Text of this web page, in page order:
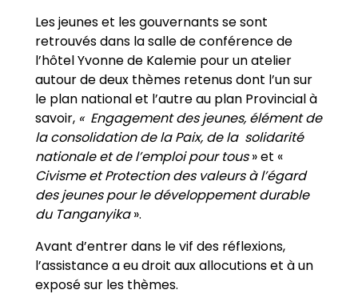
Les jeunes et les gouvernants se sont
retrouvés dans la salle de conférence de
l’hôtel Yvonne de Kalemie pour un atelier
autour de deux thèmes retenus dont l’un sur
le plan national et l’autre au plan Provincial à
savoir, « Engagement des jeunes, élément de
la consolidation de la Paix, de la solidarité
nationale et de l’emploi pour tous» et «
Civisme et Protection des valeurs à l’égard
des jeunes pour le développement durable
du Tanganyika».
Avant d’entrer dans le vif des réflexions,
l’assistance a eu droit aux allocutions et à un
exposé sur les thèmes.